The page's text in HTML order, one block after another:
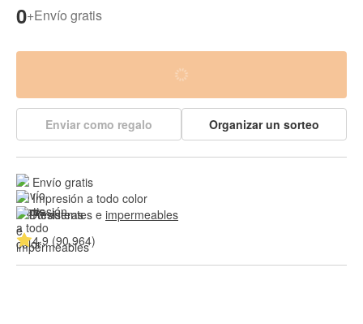
0+Envío gratis
Enviar como regalo Organizar un sorteo
Envío gratis
Impresión a todo color
Resistentes e impermeables
4.9 (90,964)